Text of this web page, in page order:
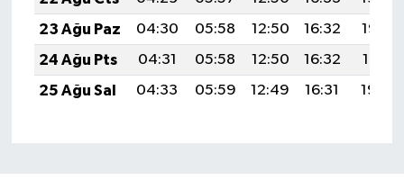
23 Ağu Paz
04:30 05:58 12:50 16:32
19:32
24 Ağu Pts
04:31 05:58 12:50 16:32
19:31
25 Ağu Sal
04:33 05:59 12:49 16:31 19:29